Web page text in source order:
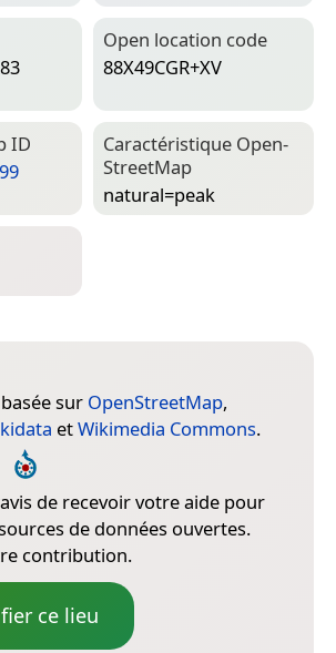
Open location code
88X49CGR+XV
ID
Caractéristique Open­
Street­Map
natural=­peak
sur OpenStreetMap,
etWikimedia Commons.
de recevoir votre aide pour
de données ouvertes.
contribution.
ce lieu